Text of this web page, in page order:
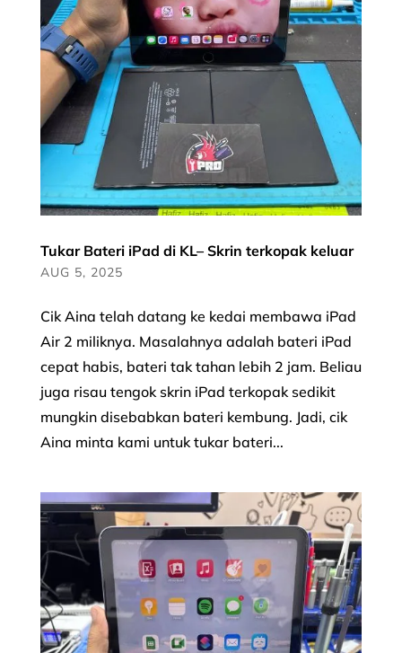
Tukar Bateri iPad di KL– Skrin terkopak keluar
AUG 5, 2025
Cik Aina telah datang ke kedai membawa iPad
Air 2 miliknya. Masalahnya adalah bateri iPad
cepat habis, bateri tak tahan lebih 2 jam. Beliau
juga risau tengok skrin iPad terkopak sedikit
mungkin disebabkan bateri kembung. Jadi, cik
Aina minta kami untuk tukar bateri...